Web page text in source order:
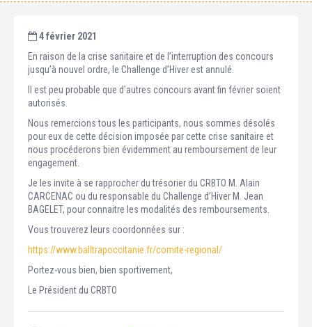
4 février 2021
En raison de la crise sanitaire et de l’interruption des concours
jusqu’à nouvel ordre, le Challenge d’Hiver est annulé.
Il est peu probable que d’autres concours avant fin février soient
autorisés.
Nous remercions tous les participants, nous sommes désolés
pour eux de cette décision imposée par cette crise sanitaire et
nous procéderons bien évidemment au remboursement de leur
engagement.
Je les invite à se rapprocher du trésorier du CRBTO M. Alain
CARCENAC ou du responsable du Challenge d’Hiver M. Jean
BAGELET, pour connaitre les modalités des remboursements.
Vous trouverez leurs coordonnées sur :
https://www.balltrapoccitanie.fr/comite-regional/
Portez-vous bien, bien sportivement,
Le Président du CRBTO